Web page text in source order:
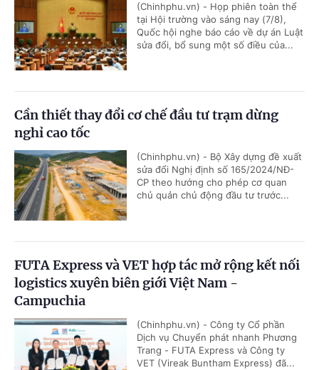
(Chinhphu.vn) - Họp phiên toàn thể
tại Hội trường vào sáng nay (7/8),
Quốc hội nghe báo cáo về dự án Luật
sửa đổi, bổ sung một số điều của...
Cần thiết thay đổi cơ chế đầu tư trạm dừng
nghỉ cao tốc
(Chinhphu.vn) - Bộ Xây dựng đề xuất
sửa đổi Nghị định số 165/2024/NĐ-
CP theo hướng cho phép cơ quan
chủ quản chủ động đầu tư trước...
FUTA Express và VET hợp tác mở rộng kết nối
logistics xuyên biên giới Việt Nam -
Campuchia
(Chinhphu.vn) - Công ty Cổ phần
Dịch vụ Chuyển phát nhanh Phương
Trang - FUTA Express và Công ty
VET (Vireak Buntham Express) đã...